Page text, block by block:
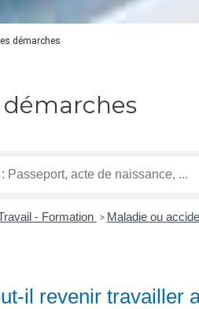
démarches
démarches
- Formation > Maladie ou
il revenir travailler